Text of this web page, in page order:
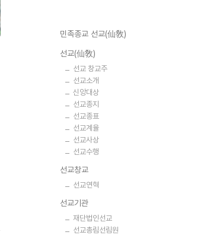
민족종교 선교(仙敎)
선교(仙敎)
선교 창교주
선교소개
신앙대상
선교종지
선교종표
선교계율
선교사상
선교수행
선교창교
선교연혁
선교기관
재단법인선교
선교총림선림원